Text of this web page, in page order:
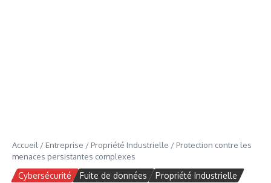
Accueil / Entreprise / Propriété Industrielle / Protection contre les
menaces persistantes complexes
Cybersécurité Fuite de données Propriété Industrielle